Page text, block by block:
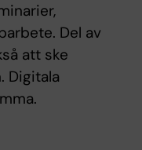
Del av
att ske
Digitala